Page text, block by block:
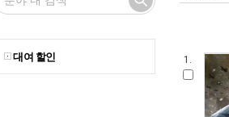
대여 할인 1.